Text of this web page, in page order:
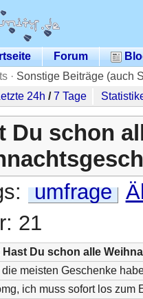
Forum
· Sonstige Beiträge (auch
24h /7 Tage
Du schon
umfrage
21
Hast Du schon alle
meisten Geschenke
ich muss sofort los zum